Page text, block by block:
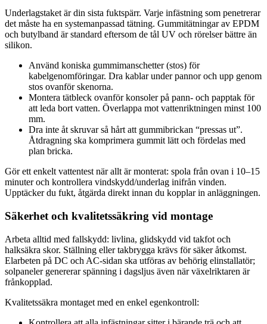
Underlagstaket är din sista fuktspärr. Varje infästning som penetrerar
det måste ha en systemanpassad tätning. Gummitätningar av EPDM
och butylband är standard eftersom de tål UV och rörelser bättre än
silikon.
Använd koniska gummimanschetter (stos) för
kabelgenomföringar. Dra kablar under pannor och upp genom
stos ovanför skenorna.
Montera tätbleck ovanför konsoler på pann- och papptak för
att leda bort vatten. Överlappa mot vattenriktningen minst 100
mm.
Dra inte åt skruvar så hårt att gummibrickan “pressas ut”.
Åtdragning ska komprimera gummit lätt och fördelas med
plan bricka.
Gör ett enkelt vattentest när allt är monterat: spola från ovan i 10–15
minuter och kontrollera vindskydd/underlag inifrån vinden.
Upptäcker du fukt, åtgärda direkt innan du kopplar in anläggningen.
Säkerhet och kvalitetssäkring vid montage
Arbeta alltid med fallskydd: livlina, glidskydd vid takfot och
halksäkra skor. Ställning eller takbrygga krävs för säker åtkomst.
Elarbeten på DC och AC-sidan ska utföras av behörig elinstallatör;
solpaneler genererar spänning i dagsljus även när växelriktaren är
frånkopplad.
Kvalitetssäkra montaget med en enkel egenkontroll: